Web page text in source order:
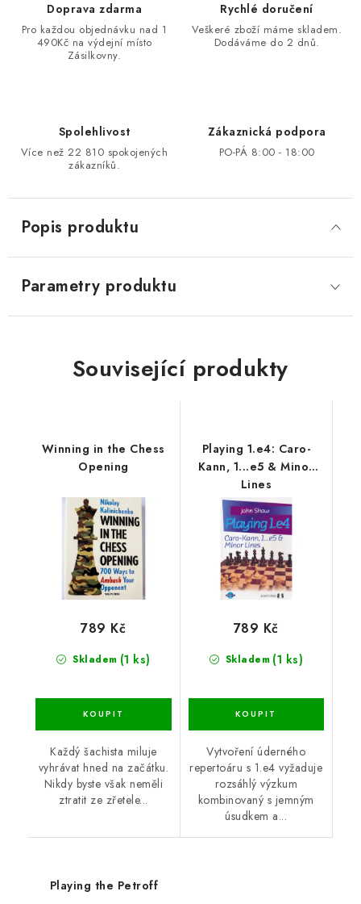
Doprava zdarma
Pro každou objednávku nad 1
490Kč na výdejní místo
Zásilkovny.
Rychlé doručení
Veškeré zboží máme skladem.
Dodáváme do 2 dnů.
Spolehlivost
Více než 22 810 spokojených
zákazníků.
Zákaznická podpora
PO-PÁ 8:00 - 18:00
Popis produktu
Parametry produktu
Související produkty
Winning in the Chess
Opening
Skladem (1 ks)
789 Kč
Každý šachista miluje
vyhrávat hned na začátku.
Nikdy byste však neměli
ztratit ze zřetele...
Playing 1.e4: Caro-
Kann, 1...e5 & Minor
Lines
Skladem (1 ks)
789 Kč
Vytvoření úderného
repertoáru s 1.e4 vyžaduje
rozsáhlý výzkum
kombinovaný s jemným
úsudkem a...
Playing the Petroff